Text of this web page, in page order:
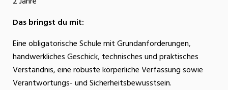
Das bringst du mit:
Eine obligatorische Schule mit Grundanforderungen,
handwerkliches Geschick, technisches und praktisches
Verständnis, eine robuste körperliche Verfassung sowie
Verantwortungs- und Sicherheitsbewusstsein.